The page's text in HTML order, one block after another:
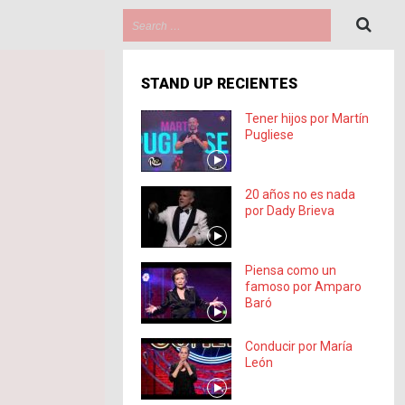
STAND UP RECIENTES
Tener hijos por Martín
Pugliese
20 años no es nada
por Dady Brieva
Piensa como un
famoso por Amparo
Baró
Conducir por María
León